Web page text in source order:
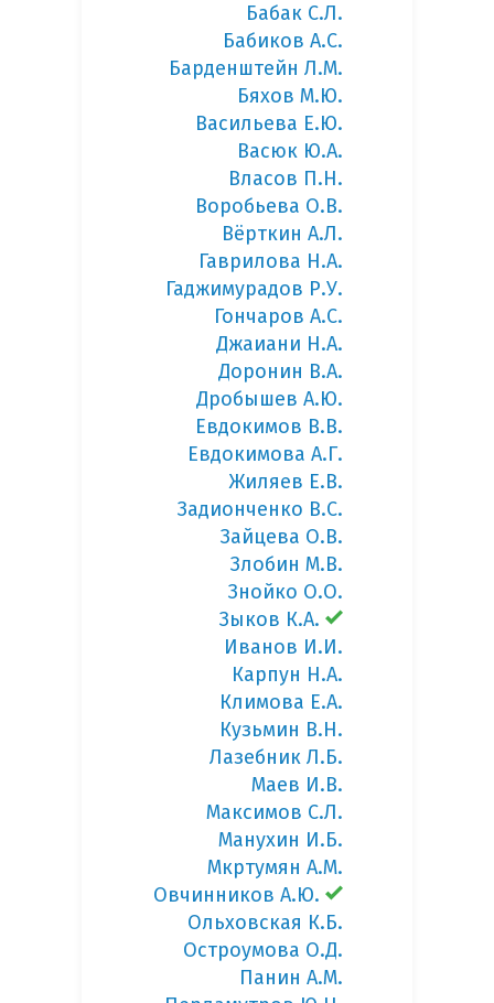
Бабак С.Л.
Бабиков А.С.
Барденштейн Л.М.
Бяхов М.Ю.
Васильева Е.Ю.
Васюк Ю.А.
Власов П.Н.
Воробьева О.В.
Вёрткин А.Л.
Гаврилова Н.А.
Гаджимурадов Р.У.
Гончаров А.С.
Джаиани Н.А.
Доронин В.А.
Дробышев А.Ю.
Евдокимов В.В.
Евдокимова А.Г.
Жиляев Е.В.
Задионченко В.С.
Зайцева О.В.
Злобин М.В.
Знойко О.О.
Зыков К.А.
Иванов И.И.
Карпун Н.А.
Климова Е.А.
Кузьмин В.Н.
Лазебник Л.Б.
Маев И.В.
Максимов С.Л.
Манухин И.Б.
Мкртумян А.М.
Овчинников А.Ю.
Ольховская К.Б.
Остроумова О.Д.
Панин А.М.